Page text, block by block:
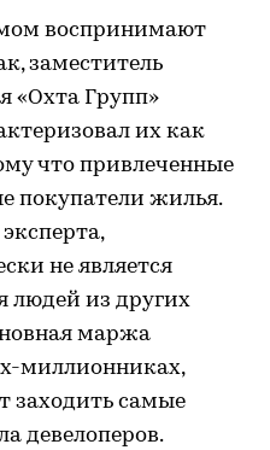
воспринимают
заместитель
«Охта Групп»
их как
что привлеченные
покупатели жилья.
не является
людей из других
маржа
миллионниках,
заходить самые
девелоперов.